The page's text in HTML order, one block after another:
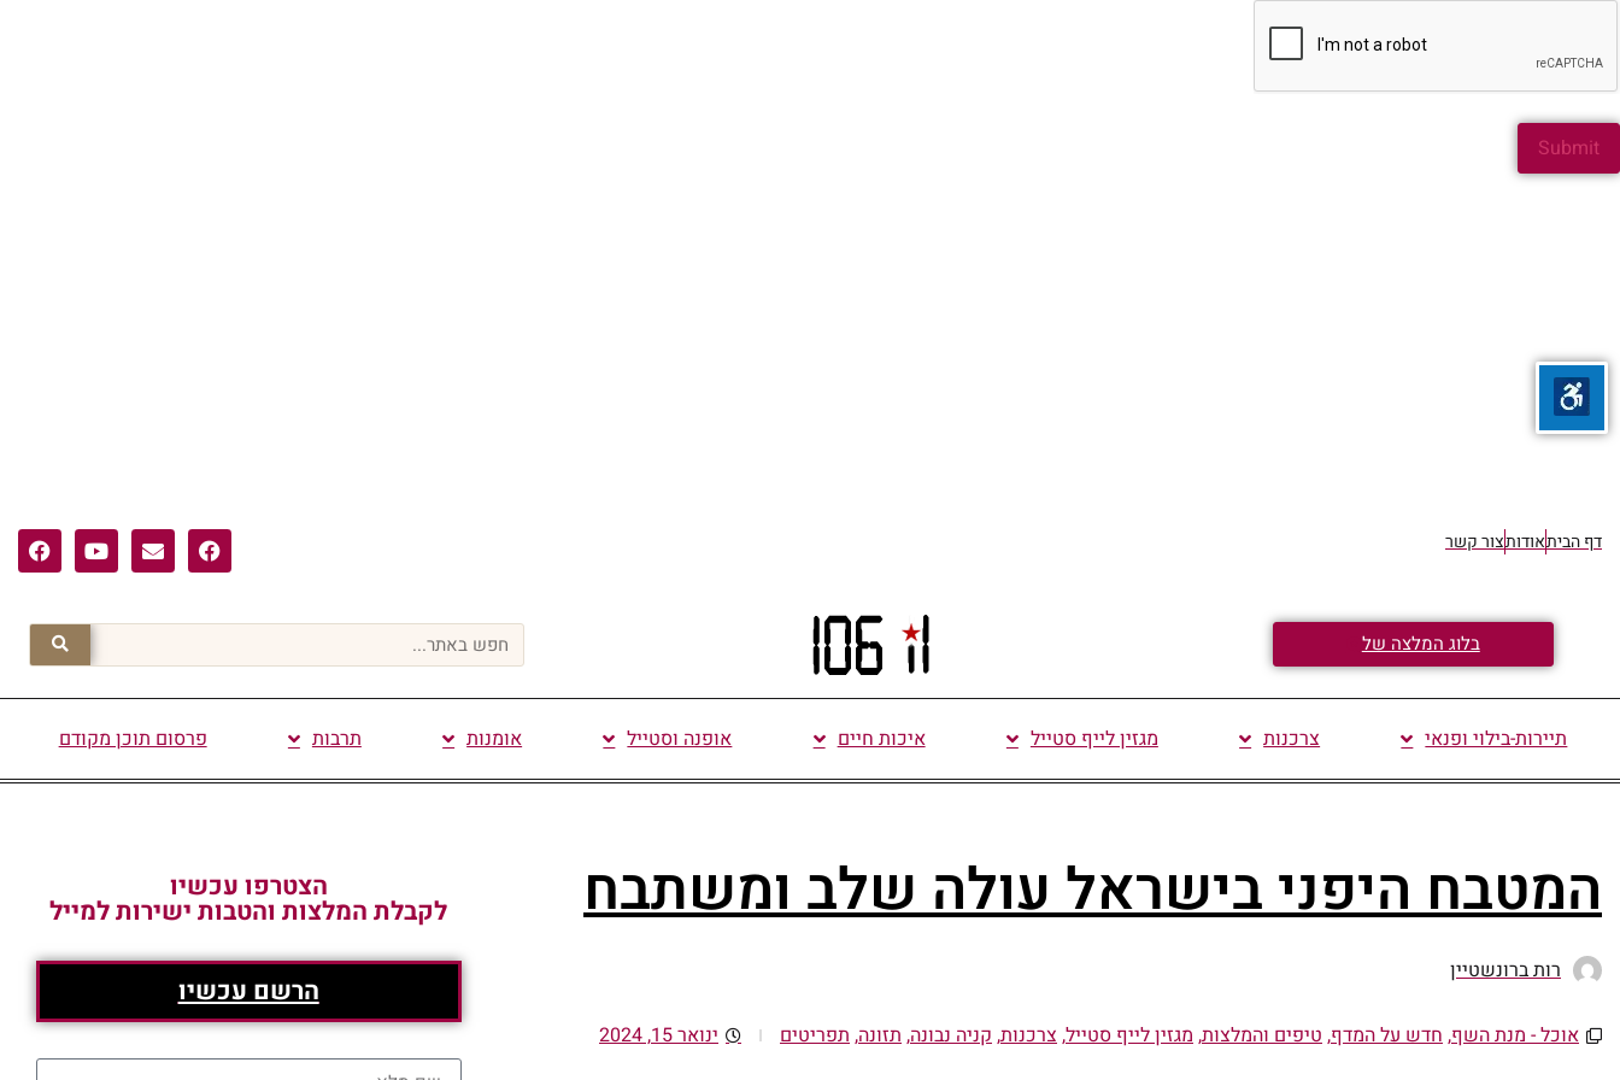
דף הביתאודותצור קשר
בלוג המלצה של
תיירות-בילוי ופנאי צרכנות מגזין לייף סטייל איכות חיים אופנה וסטייל אומנות תרבות פרסום תוכן מקודם
המטבח היפני בישראל עולה שלב ומשתבח
רות ברונשטיין
אוכל - מנת השף,חדש על המדף,טיפים והמלצות,מגזין לייף סטייל,צרכנות,קניה נבונה,תזונה,תפריטים ינואר 15, 2024
הצטרפו עכשיו
לקבלת המלצות והטבות ישירות למייל
הרשם עכשיו